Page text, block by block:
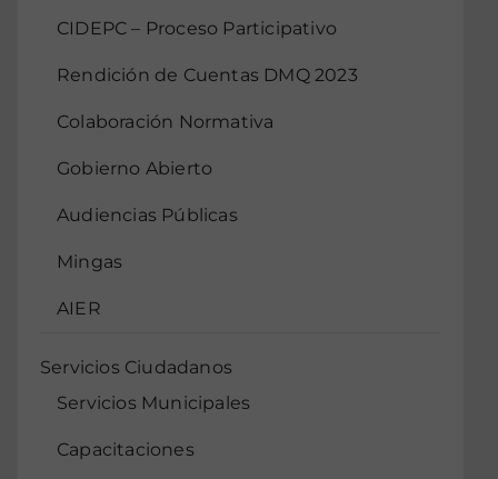
CIDEPC – Proceso Participativo
Rendición de Cuentas DMQ 2023
Colaboración Normativa
Gobierno Abierto
Audiencias Públicas
Mingas
AIER
Servicios Ciudadanos
Servicios Municipales
Capacitaciones